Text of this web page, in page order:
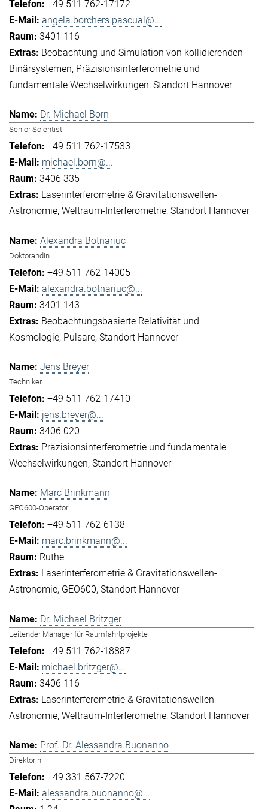
+49 511 762-17172
angela.borchers.pascual@...
3401 116
Beobachtung und Simulation von kollidierenden
Binärsystemen Präzisionsinterferometrie und
fundamentale Wechselwirkungen Standort Hannover
Dr. Michael Born
Senior Scientist
+49 511 762-17533
michael.born@...
3406 335
Laserinterferometrie & Gravitationswellen-
Astronomie Weltraum-Interferometrie Standort Hannover
Alexandra Botnariuc
Doktorandin
+49 511 762-14005
alexandra.botnariuc@...
3401 143
Beobachtungsbasierte Relativität und
Kosmologie Pulsare Standort Hannover
Jens Breyer
Techniker
+49 511 762-17410
jens.breyer@...
3406 020
Präzisionsinterferometrie und fundamentale
Wechselwirkungen Standort Hannover
Marc Brinkmann
GEO600-Operator
+49 511 762-6138
marc.brinkmann@...
Ruthe
Laserinterferometrie & Gravitationswellen-
Astronomie GEO600 Standort Hannover
Dr. Michael Britzger
Leitender Manager für Raumfahrtprojekte
+49 511 762-18887
michael.britzger@...
3406 116
Laserinterferometrie & Gravitationswellen-
Astronomie Weltraum-Interferometrie Standort Hannover
Prof. Dr. Alessandra Buonanno
Direktorin
+49 331 567-7220
alessandra.buonanno@...